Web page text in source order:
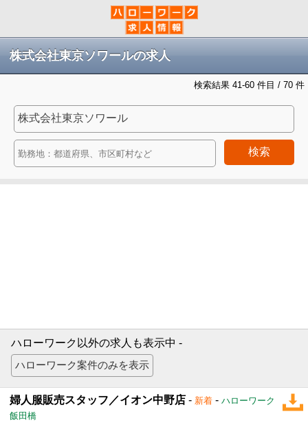
株式会社東京ソワールの求人
検索結果 41-60 件目 / 70 件
検索
ハローワーク以外の求人も表示中 -
婦人服販売スタッフ／イオン中野店 - 新着 - ハローワーク
飯田橋